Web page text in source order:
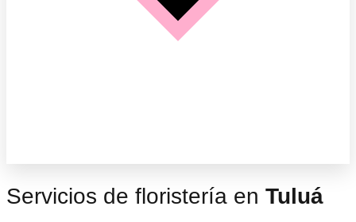
Servicios de floristería en Tuluá